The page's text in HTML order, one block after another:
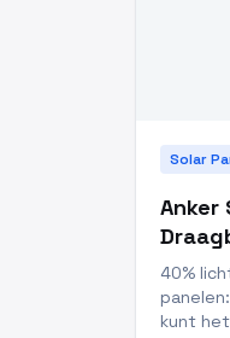
Solar
Anker
40%
kunt